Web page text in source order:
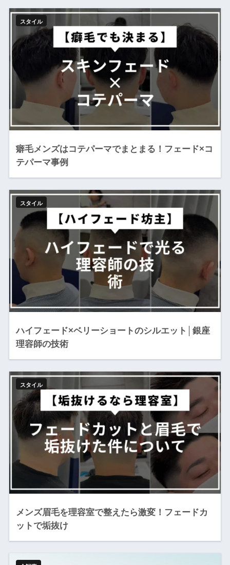
癖毛メンズはコテパーマでまとまる！フェード×コ
テパーマ事例
スタイル
ハイフェード×ベリーショートのシルエット│銀座
理容師の技術
スタイル
メンズ眉毛を理容室で整えたら激変！フェードカ
ットで垢抜け
スタイル